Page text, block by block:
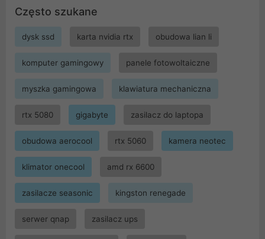
Często szukane
dysk ssd karta nvidia rtx obudowa lian li
komputer gamingowy panele fotowoltaiczne
myszka gamingowa klawiatura mechaniczna
rtx 5080 gigabyte zasilacz do laptopa
obudowa aerocool rtx 5060 kamera neotec
klimator onecool amd rx 6600
zasilacze seasonic kingston renegade
serwer qnap zasilacz ups